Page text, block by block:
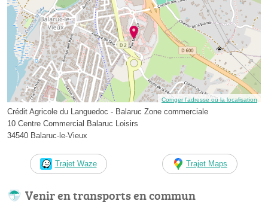
Corriger l’adresse ou la localisation
Crédit Agricole du Languedoc - Balaruc Zone commerciale
10 Centre Commercial Balaruc Loisirs
34540 Balaruc-le-Vieux
Trajet Waze Trajet Maps
Venir en transports en commun